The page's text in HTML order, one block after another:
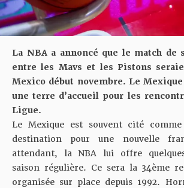
La NBA a annoncé que le match de
entre les Mavs et les Pistons
Mexico début novembre. Le
une terre d’accueil pour les
Ligue.
Le Mexique est souvent cité
destination pour une nouvelle
attendant, la NBA lui offre
saison régulière. Ce sera la 34ème
organisée sur place depuis 1992.